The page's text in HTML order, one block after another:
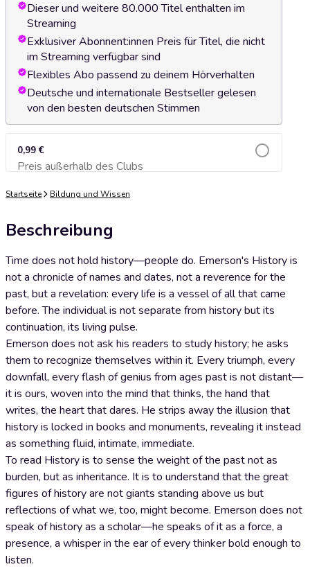
Dieser und weitere 80.000 Titel enthalten im
Streaming
Exklusiver Abonnent:innen Preis für Titel, die nicht
im Streaming verfügbar sind
Flexibles Abo passend zu deinem Hörverhalten
Deutsche und internationale Bestseller gelesen
von den besten deutschen Stimmen
0,99 €
Preis außerhalb des ClubsZum Warenkorb hinzufügen
Startseite Bildung und Wissen
Beschreibung
Time does not hold history—people do. Emerson's History is
not a chronicle of names and dates, not a reverence for the
past, but a revelation: every life is a vessel of all that came
before. The individual is not separate from history but its
continuation, its living pulse.
Emerson does not ask his readers to study history; he asks
them to recognize themselves within it. Every triumph, every
downfall, every flash of genius from ages past is not distant—
it is ours, woven into the mind that thinks, the hand that
writes, the heart that dares. He strips away the illusion that
history is locked in books and monuments, revealing it instead
as something fluid, intimate, immediate.
To read History is to sense the weight of the past not as
burden, but as inheritance. It is to understand that the great
figures of history are not giants standing above us but
reflections of what we, too, might become. Emerson does not
speak of history as a scholar—he speaks of it as a force, a
presence, a whisper in the ear of every thinker bold enough to
listen.